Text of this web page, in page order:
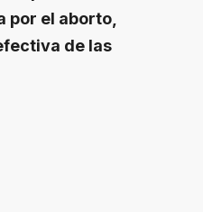
por el aborto,
de las